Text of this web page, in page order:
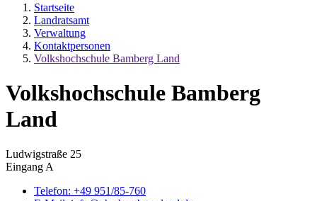
Startseite
Landratsamt
Verwaltung
Kontaktpersonen
Volkshochschule Bamberg Land
Volkshochschule Bamberg
Land
Ludwigstraße 25
Eingang A
Telefon: +49 951/85-760